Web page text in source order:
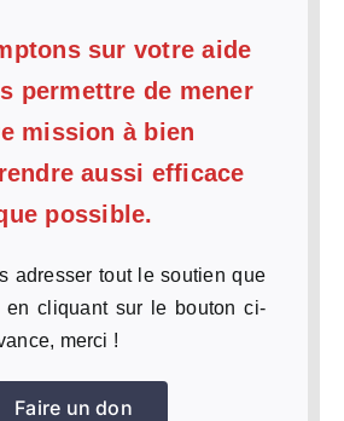
sur votre aide
permettre de mener
mission à bien
aussi efficace
possible.
adresser tout le soutien que
en cliquant sur le bouton ci-
merci !
Faire un don